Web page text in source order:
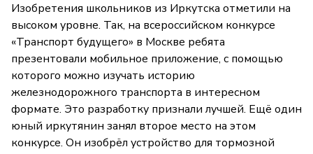
Изобретения школьников из Иркутска отметили на
высоком уровне. Так, на всероссийском конкурсе
«Транспорт будущего» в Москве ребята
презентовали мобильное приложение, с помощью
которого можно изучать историю
железнодорожного транспорта в интересном
формате. Это разработку признали лучшей. Ещё один
юный иркутянин занял второе место на этом
конкурсе. Он изобрёл устройство для тормозной